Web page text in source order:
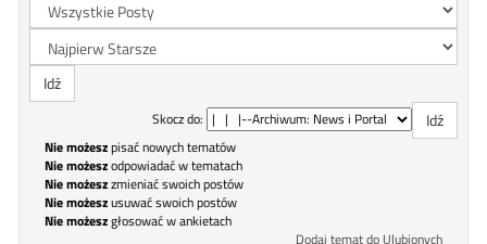
Skocz do:
Nie możeszpisać nowych tematów
Nie możeszodpowiadać w tematach
Nie możeszzmieniać swoich postów
Nie możeszusuwać swoich postów
Nie możeszgłosować w ankietach
Dodaj temat do Ulubionych